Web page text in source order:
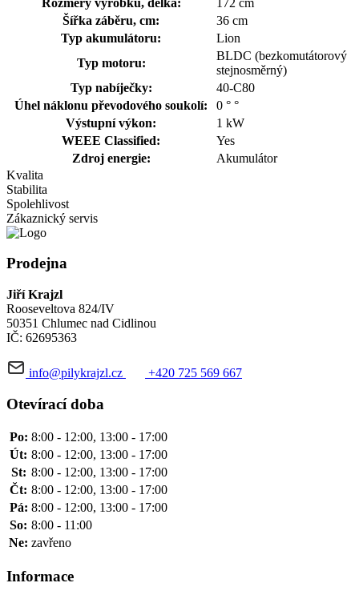
Šířka záběru, cm:
36 cm
Typ akumulátoru:
Lion
Typ motoru:
BLDC (bezkomutátorový
stejnosměrný)
Typ nabíječky:
40-C80
Úhel náklonu převodového soukolí:
0 ° °
Výstupní výkon:
1 kW
WEEE Classified:
Yes
Zdroj energie:
Akumulátor
Kvalita
Stabilita
Spolehlivost
Zákaznický servis
Prodejna
Jiří Krajzl
Rooseveltova 824/IV
50351 Chlumec nad Cidlinou
IČ: 62695363
info@pilykrajzl.cz +420 725 569 667
Otevírací doba
Po: 8:00 - 12:00, 13:00 - 17:00
Út: 8:00 - 12:00, 13:00 - 17:00
St: 8:00 - 12:00, 13:00 - 17:00
Čt: 8:00 - 12:00, 13:00 - 17:00
Pá: 8:00 - 12:00, 13:00 - 17:00
So: 8:00 - 11:00
Ne: zavřeno
Informace